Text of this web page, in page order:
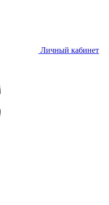
Личный кабинет